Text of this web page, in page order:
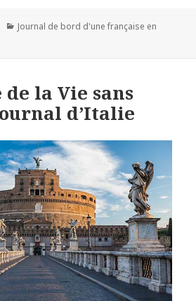
Catégories
Journal de bord d'une française en
de la Vie sans
d’Italie